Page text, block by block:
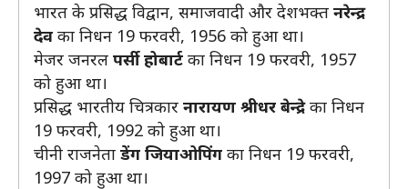
भारत के प्रसिद्ध विद्वान, समाजवादी और देशभक्त नरेन्द्र
देव का निधन 19 फरवरी, 1956 को हुआ था।
मेजर जनरल पर्सी होबार्ट का निधन 19 फरवरी, 1957
को हुआ था।
प्रसिद्ध भारतीय चित्रकार नारायण श्रीधर बेन्द्रेका निधन
19 फरवरी, 1992 को हुआ था।
चीनी राजनेता डेंग जियाओपिंग का निधन 19 फरवरी,
1997 को हुआ था।